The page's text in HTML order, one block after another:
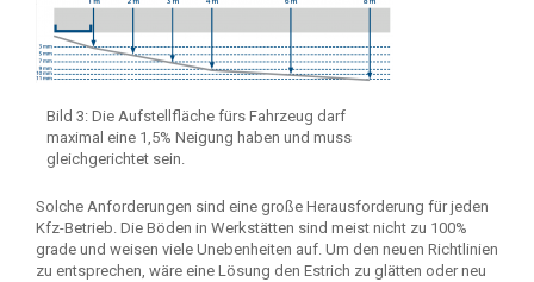
Bild 3: Die Aufstellfläche fürs Fahrzeug darf
maximal eine 1,5% Neigung haben und muss
gleichgerichtet sein.
Solche Anforderungen sind eine große Herausforderung für jeden
Kfz-Betrieb. Die Böden in Werkstätten sind meist nicht zu 100%
grade und weisen viele Unebenheiten auf. Um den neuen Richtlinien
zu entsprechen, wäre eine Lösung den Estrich zu glätten oder neu